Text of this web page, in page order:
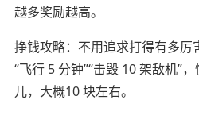
越多奖励越高。
挣钱攻略：不用追求打得有多厉
“飞行 5 分钟”“击毁 10 架敌机”
儿，大概10 块左右。